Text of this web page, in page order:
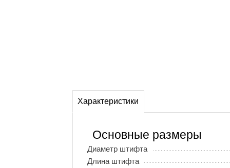
Характеристики
Основные размеры
Диаметр штифта
Длина штифта